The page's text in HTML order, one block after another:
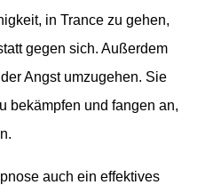
in Trance zu gehen,
gegen sich. Außerdem
Angst umzugehen. Sie
bekämpfen und fangen an,
auch ein effektives